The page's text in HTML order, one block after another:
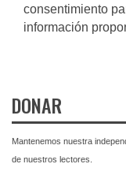
consentimiento
información
DONAR
Mantenemos nuestra
de nuestros lectores.